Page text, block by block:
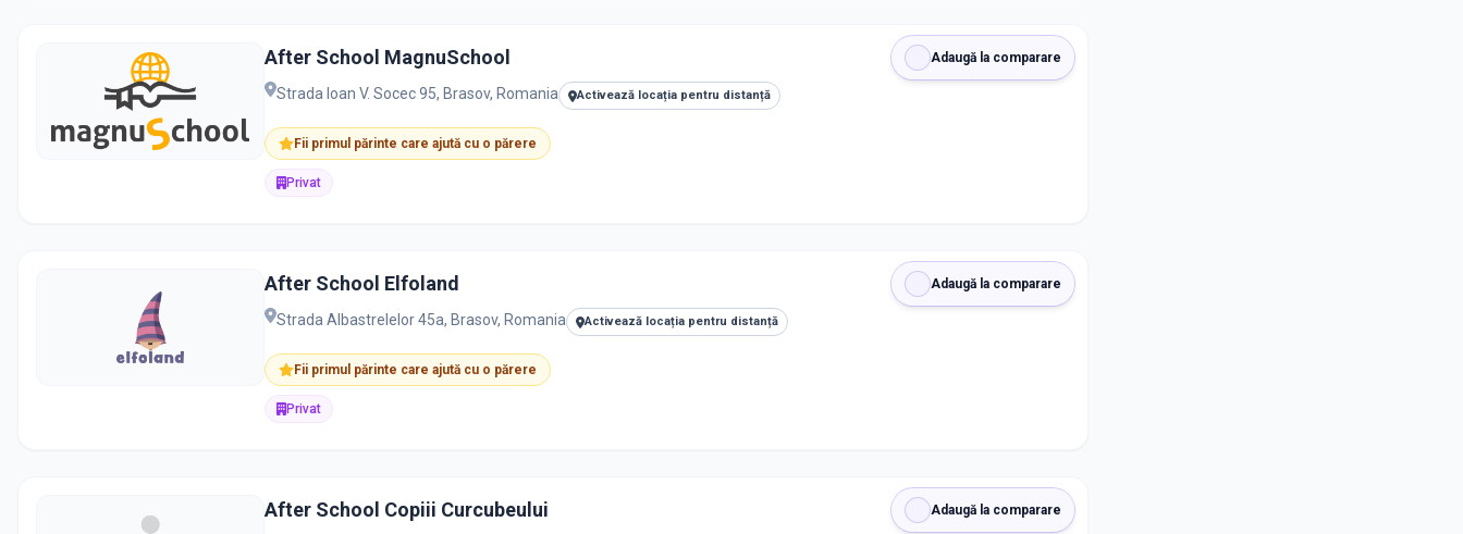
Adaugă la comparare
After School MagnuSchool
Strada Ioan V. Socec 95, Brasov, Romania Activează locația pentru distanță
Fii primul părinte care ajută cu o părere
Privat
Adaugă la comparare
After School Elfoland
Strada Albastrelelor 45a, Brasov, Romania Activează locația pentru distanță
Fii primul părinte care ajută cu o părere
Privat
Adaugă la comparare
After School Copiii Curcubeului